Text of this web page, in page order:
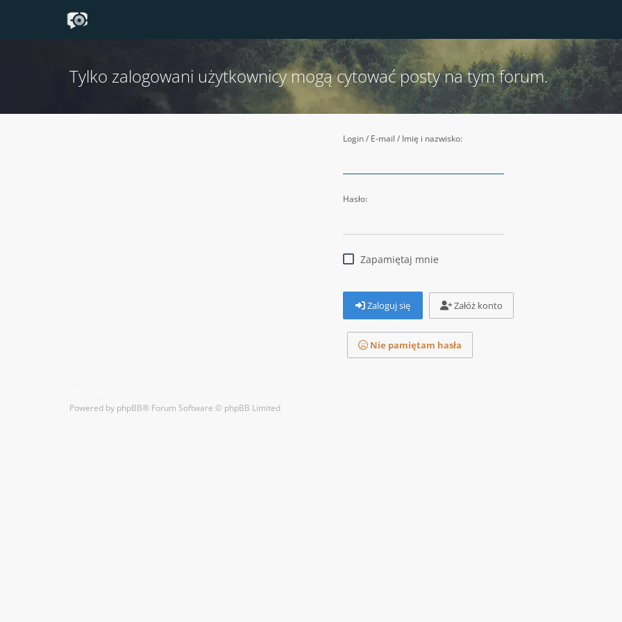
Tylko zalogowani użytkownicy mogą cytować posty na tym forum.
Login / E-mail / Imię i nazwisko:
Hasło:
Zapamiętaj mnie
Zaloguj się Załóż konto
Nie pamiętam hasła
Powered by phpBB® Forum Software © phpBB Limited